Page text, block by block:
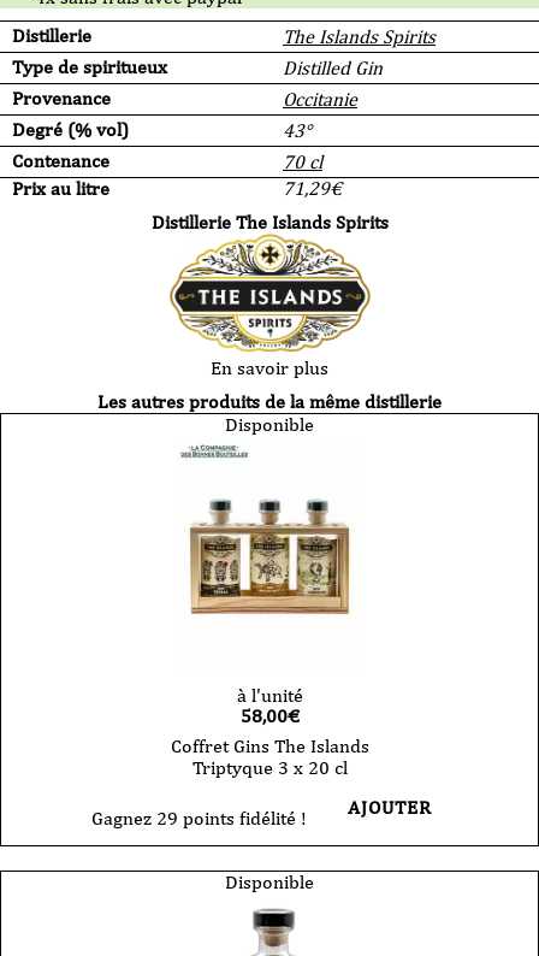
Distillerie
The Islands Spirits
Type de spiritueux
Distilled Gin
Provenance
Occitanie
Degré (% vol)
43°
Contenance
70 cl
Prix au litre
71,29€
Distillerie The Islands Spirits
En savoir plus
Les autres produits de la même distillerie
Disponible
à l'unité
58,00€
Coffret Gins The Islands
Triptyque 3 x 20 cl
Gagnez 29 points fidélité ! AJOUTER
Disponible